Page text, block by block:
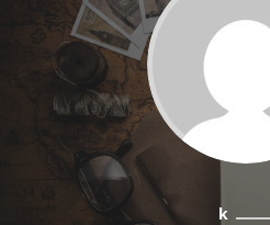
k